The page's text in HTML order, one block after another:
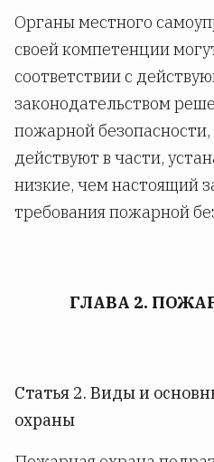
Органы местного
своей компетенции
соответствии с
законодательством
пожарной
действуют в части,
низкие, чем настоящий
требования пожарной
ГЛАВА 2.
Статья 2. Виды и
охраны